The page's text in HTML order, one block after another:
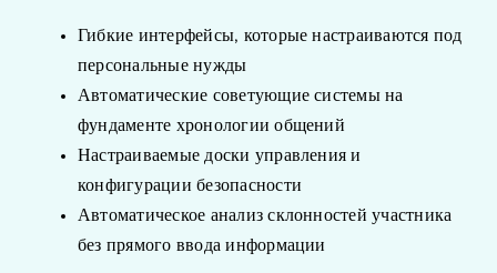
Гибкие интерфейсы, которые настраиваются под
персональные нужды
Автоматические советующие системы на
фундаменте хронологии общений
Настраиваемые доски управления и
конфигурации безопасности
Автоматическое анализ склонностей участника
без прямого ввода информации